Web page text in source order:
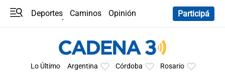
Deportes Caminos
Opinión
Participá
Lo Último Argentina Córdoba Rosario